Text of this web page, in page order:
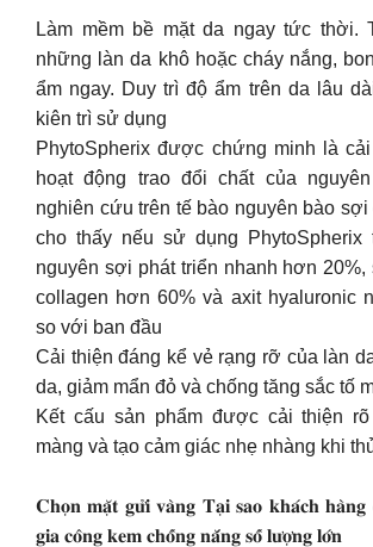
Làm mềm bề mặt da ngay tức thời.
những làn da khô hoặc cháy nắng,
ẩm ngay. Duy trì độ ẩm trên da lâu
kiên trì sử dụng
PhytoSpherix được chứng minh là
hoạt động trao đổi chất của
nghiên cứu trên tế bào nguyên bào
cho thấy nếu sử dụng
nguyên sợi phát triển nhanh hơn 20%,
collagen hơn 60% và axit hyaluronic
so với ban đầu
Cải thiện đáng kể vẻ rạng rỡ của làn
da, giảm mẩn đỏ và chống tăng sắc tố
Kết cấu sản phẩm được cải thiện
màng và tạo cảm giác nhẹ nhàng khi
𝐂𝐡𝐨̣𝐧 𝐦𝐚̣̆𝐭 𝐠𝐮̛̉𝐢 𝐯𝐚̀𝐧𝐠 𝐓𝐚̣𝐢 𝐬𝐚𝐨 𝐤𝐡𝐚́𝐜𝐡 𝐡𝐚̀𝐧𝐠
𝐠𝐢𝐚 𝐜𝐨̂𝐧𝐠 𝐤𝐞𝐦 𝐜𝐡𝐨̂́𝐧𝐠 𝐧𝐚̆́𝐧𝐠 𝐬𝐨̂́ 𝐥𝐮̛𝐨̛̣𝐧𝐠 𝐥𝐨̛́𝐧